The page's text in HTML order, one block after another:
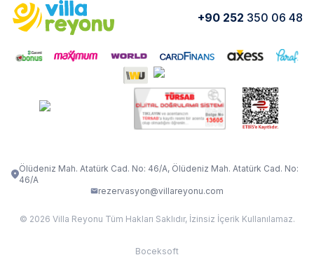
Yorumlar Nasıl Kiralarım
VİLLA OLENNA 1 VİLLA MERT
VILLA ADRIMA 1
VİLLA TİAMO VİLLA ZEYTİN DALI
VILLA ELMALI
+90 252 350 06 48
Ölüdeniz Mah. Atatürk Cad. No: 46/A, Ölüdeniz Mah. Atatürk Cad. No:
46/A
rezervasyon@villareyonu.com
© 2026 Villa Reyonu Tüm Hakları Saklıdır, İzinsiz İçerik Kullanılamaz.
Boceksoft